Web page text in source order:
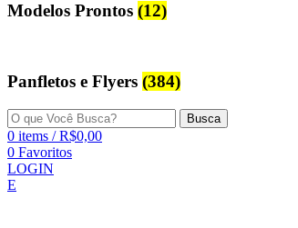
Modelos Prontos (12)
Panfletos e Flyers (384)
Busca
0 items / R$0,00
0 Favoritos
LOGIN
E